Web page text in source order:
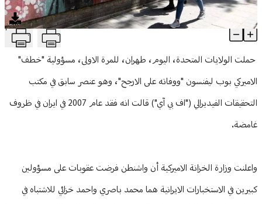
منوعات
عقوبات أميركية جديدة مرتبطة بإيران T
Article Content
حملت الولايات المتحدة، اليوم، طهران، للمرة الاولى، مسؤولية "خطف"
الاميركي بوب ليفنسون "ووفاته على الارجح"، وهو عنصر سابق في مكتب
التحقيقات الفيديرالي ("اف بي آي") قالت انه فقد عام 2007 في ايران في ظروف
غامضة.
واعلنت وزارة الخزانة الاميركية أن واشنطن فرضت عقوبات على مسؤولين
كبيرين في الاستخبارات الايرانية هما محمد باصري واحمد خزائي للاشتباه في